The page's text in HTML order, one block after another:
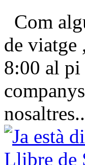
Com
de viatge
8:00 al pi